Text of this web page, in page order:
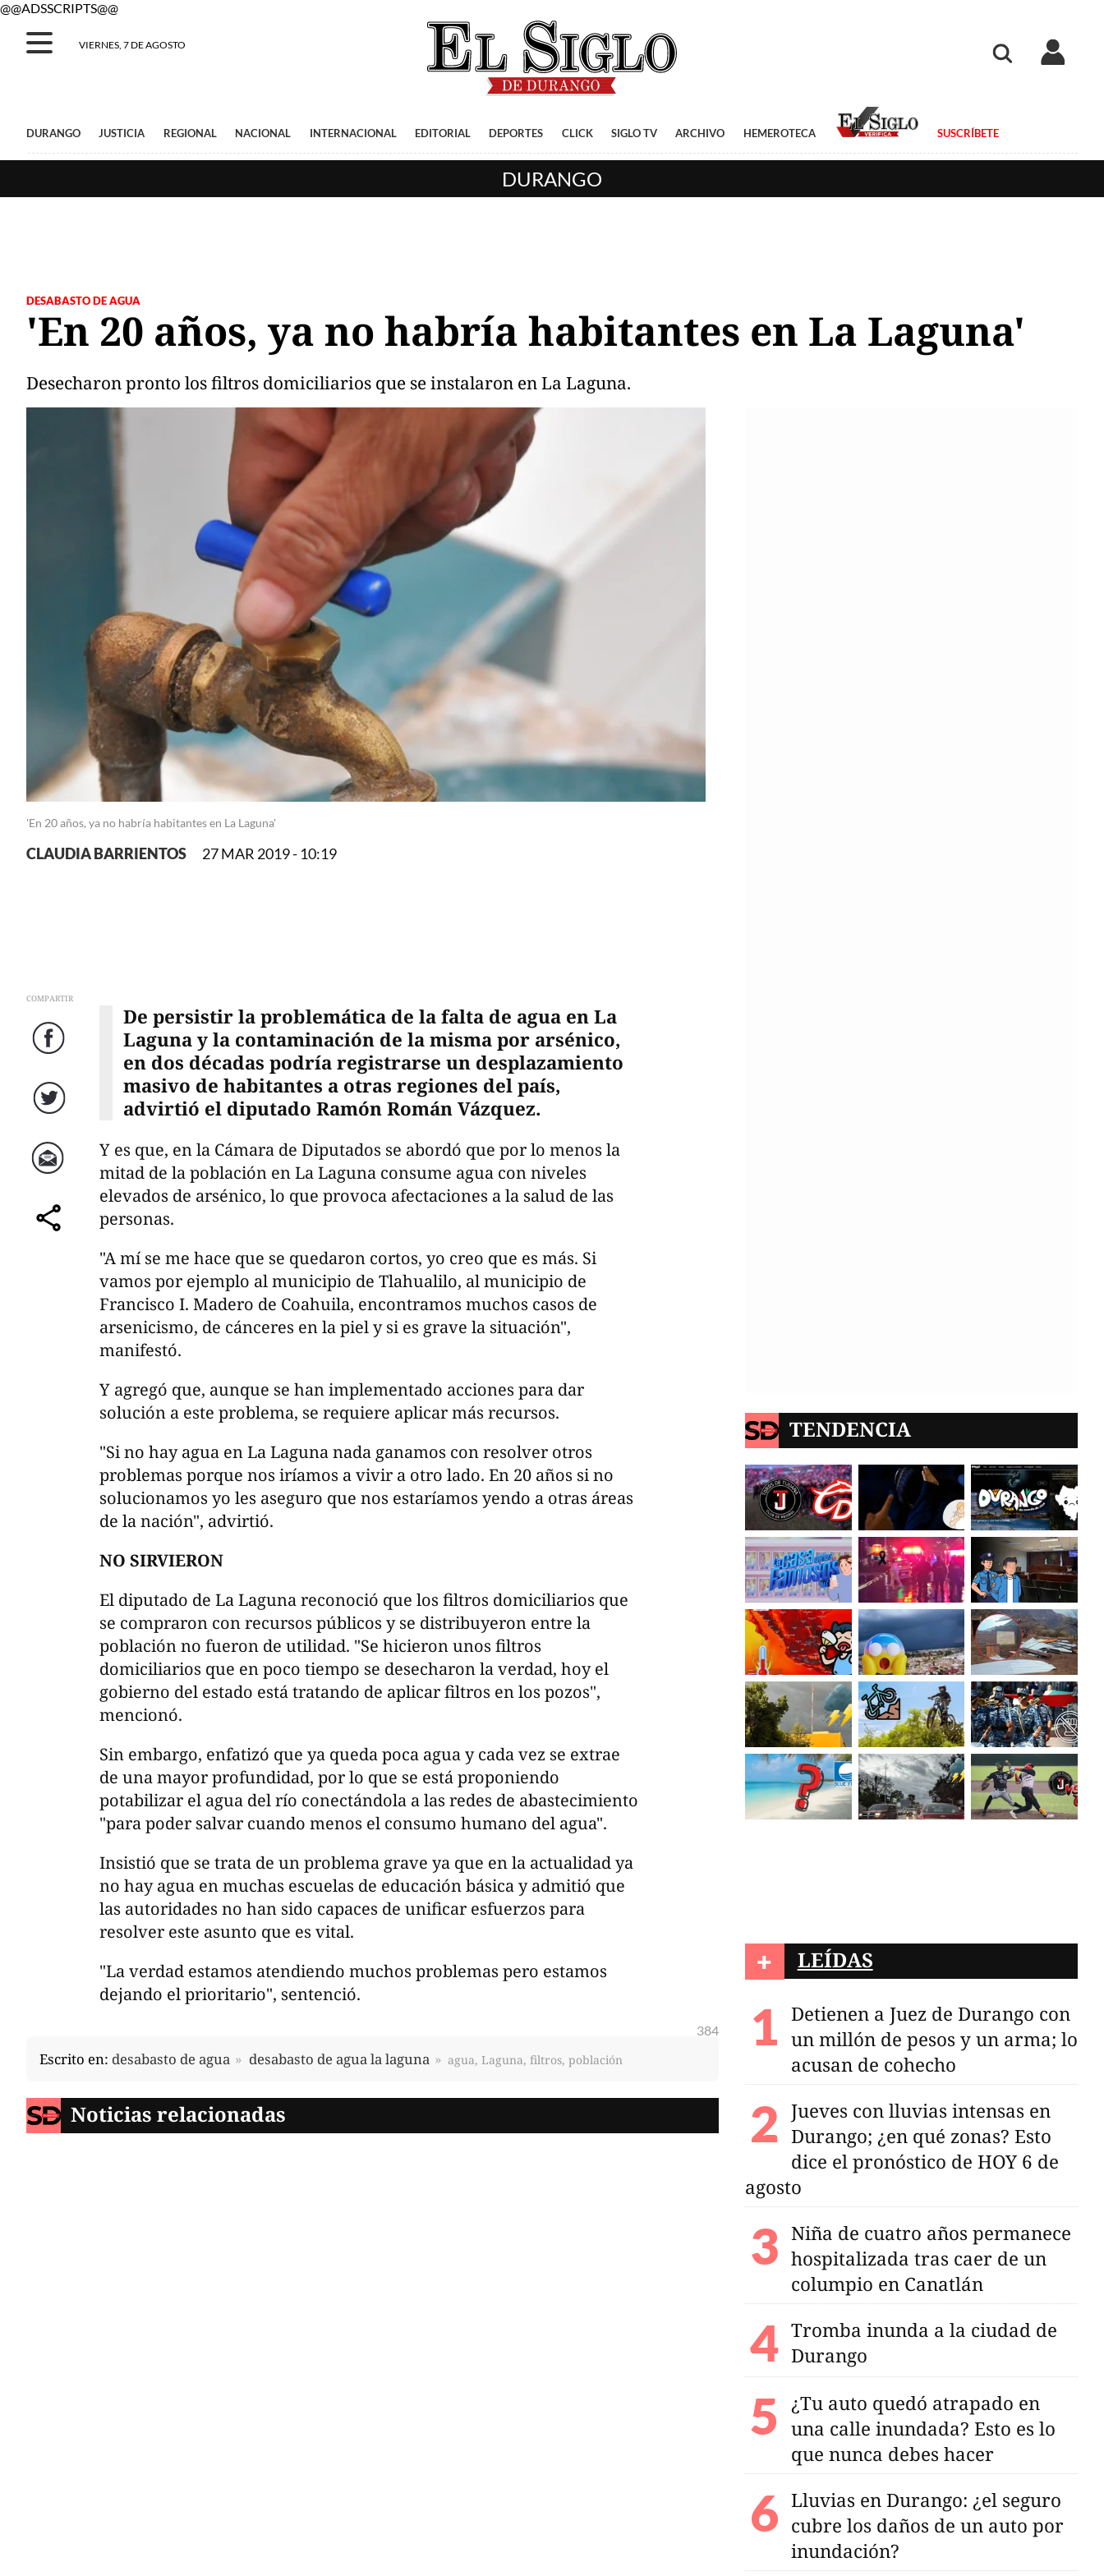
@@ADSSCRIPTS@@
VIERNES, 7 DE AGOSTO
DURANGO JUSTICIA REGIONAL NACIONAL INTERNACIONAL EDITORIAL DEPORTES CLICK SIGLO TV ARCHIVO HEMEROTECA SUSCRÍBETE
DURANGO
DESABASTO DE AGUA
'En 20 años, ya no habría habitantes en La Laguna'
Desecharon pronto los filtros domiciliarios que se instalaron en La Laguna.
'En 20 años, ya no habría habitantes en La Laguna'
CLAUDIA BARRIENTOS 27 MAR 2019 - 10:19
COMPARTIR
Facebook
Twitter
Correo
comparte
De persistir la problemática de la falta de agua en La
Laguna y la contaminación de la misma por arsénico,
en dos décadas podría registrarse un desplazamiento
masivo de habitantes a otras regiones del país,
advirtió el diputado Ramón Román Vázquez.
Y es que, en la Cámara de Diputados se abordó que por lo menos la
mitad de la población en La Laguna consume agua con niveles
elevados de arsénico, lo que provoca afectaciones a la salud de las
personas.
"A mí se me hace que se quedaron cortos, yo creo que es más. Si
vamos por ejemplo al municipio de Tlahualilo, al municipio de
Francisco I. Madero de Coahuila, encontramos muchos casos de
arsenicismo, de cánceres en la piel y si es grave la situación",
manifestó.
Y agregó que, aunque se han implementado acciones para dar
solución a este problema, se requiere aplicar más recursos.
"Si no hay agua en La Laguna nada ganamos con resolver otros
problemas porque nos iríamos a vivir a otro lado. En 20 años si no
solucionamos yo les aseguro que nos estaríamos yendo a otras áreas
de la nación", advirtió.
NO SIRVIERON
El diputado de La Laguna reconoció que los filtros domiciliarios que
se compraron con recursos públicos y se distribuyeron entre la
población no fueron de utilidad. "Se hicieron unos filtros
domiciliarios que en poco tiempo se desecharon la verdad, hoy el
gobierno del estado está tratando de aplicar filtros en los pozos",
mencionó.
Sin embargo, enfatizó que ya queda poca agua y cada vez se extrae
de una mayor profundidad, por lo que se está proponiendo
potabilizar el agua del río conectándola a las redes de abastecimiento
"para poder salvar cuando menos el consumo humano del agua".
Insistió que se trata de un problema grave ya que en la actualidad ya
no hay agua en muchas escuelas de educación básica y admitió que
las autoridades no han sido capaces de unificar esfuerzos para
resolver este asunto que es vital.
"La verdad estamos atendiendo muchos problemas pero estamos
dejando el prioritario", sentenció.
384
Escrito en: desabasto de agua desabasto de agua la laguna agua, Laguna, filtros, población
Noticias relacionadas
TENDENCIA
+ LEÍDAS
Detienen a Juez de Durango con
un millón de pesos y un arma; lo
acusan de cohecho
Jueves con lluvias intensas en
Durango; ¿en qué zonas? Esto
dice el pronóstico de HOY 6 de
agosto
Niña de cuatro años permanece
hospitalizada tras caer de un
columpio en Canatlán
Tromba inunda a la ciudad de
Durango
¿Tu auto quedó atrapado en
una calle inundada? Esto es lo
que nunca debes hacer
Lluvias en Durango: ¿el seguro
cubre los daños de un auto por
inundación?